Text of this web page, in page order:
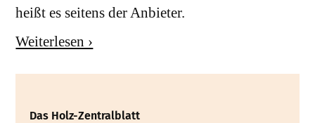
heißt es seitens der Anbieter.
Weiterlesen ›
Das Holz-Zentralblatt